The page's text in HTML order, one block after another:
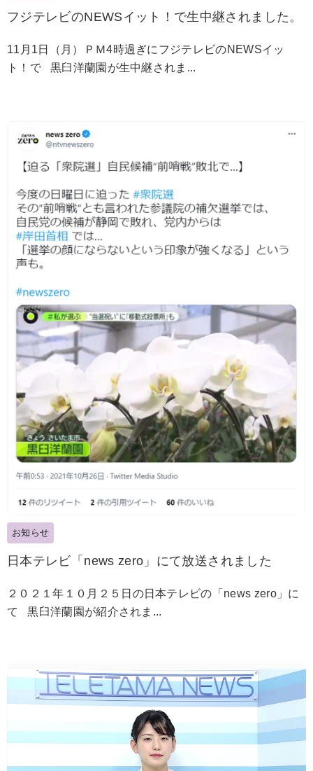
フジテレビのNEWSイット！で生中継されました。
11月1日（月）ＰＭ4時過ぎにフジテレビのNEWSイッ
ト！で 黒臼洋蘭園が生中継されま...
お知らせ
日本テレビ「news zero」にて放送されました
２０２１年１０月２５日の日本テレビの「news zero」に
て 黒臼洋蘭園が紹介されま...